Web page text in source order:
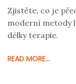
Zjistěte, co je
moderní metody
délky terapie.
READ MORE...